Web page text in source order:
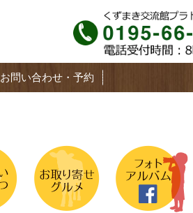
お問い合わせ・予約